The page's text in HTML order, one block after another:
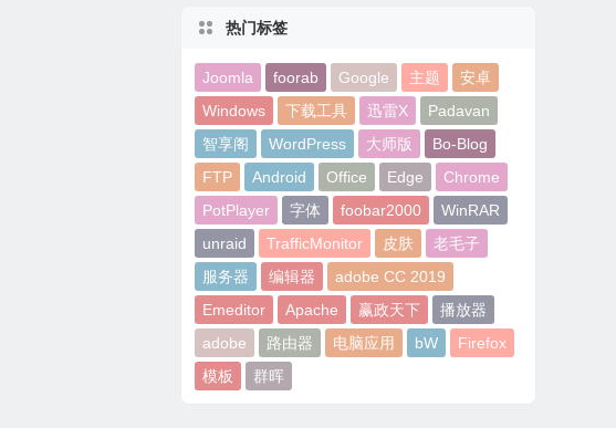
热门标签
Joomla foorab Google 主题
安卓
Windows
下载工具 迅雷X
Padavan
智享阁
WordPress 大师版
Bo-Blog
FTP
Android Office Edge
Chrome
PotPlayer
字体 foobar2000
WinRAR
unraid
TrafficMonitor 皮肤
老毛子
服务器
编辑器
adobe CC 2019
Emeditor
Apache 赢政天下
播放器
adobe
路由器 电脑应用 bW
Firefox
模板
群晖